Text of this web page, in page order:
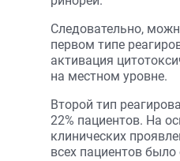
Следовательно,
первом типе
активация
на местном уровне.
Второй тип
22% пациентов. На
клинических
всех пациентов